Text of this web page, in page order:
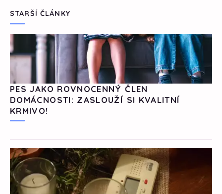
STARŠÍ ČLÁNKY
PES JAKO ROVNOCENNÝ ČLEN
DOMÁCNOSTI: ZASLOUŽÍ SI KVALITNÍ
KRMIVO!